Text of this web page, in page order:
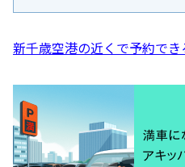
新千歳空港の近くで予約で